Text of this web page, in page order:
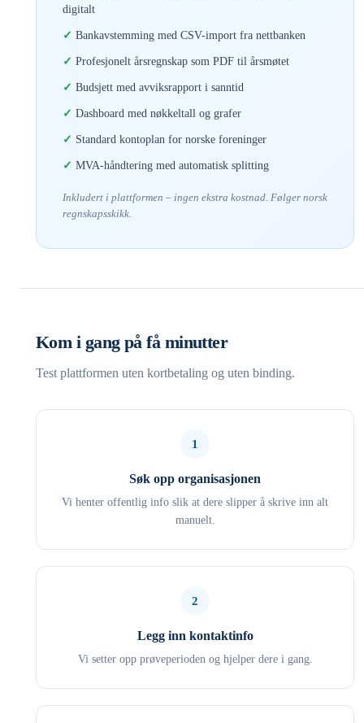
digitalt
Bankavstemming med CSV-import fra nettbanken
Profesjonelt årsregnskap som PDF til årsmøtet
Budsjett med avviksrapport i sanntid
Dashboard med nøkkeltall og grafer
Standard kontoplan for norske foreninger
MVA-håndtering med automatisk splitting
Inkludert i plattformen – ingen ekstra kostnad. Følger norsk
regnskapsskikk.
Kom i gang på få minutter
Test plattformen uten kortbetaling og uten binding.
1
Søk opp organisasjonen
Vi henter offentlig info slik at dere slipper å skrive inn alt
manuelt.
2
Legg inn kontaktinfo
Vi setter opp prøveperioden og hjelper dere i gang.